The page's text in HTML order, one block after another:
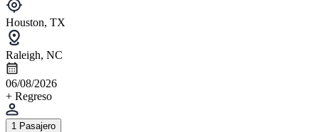
Houston, TX
Raleigh, NC
06/08/2026
+ Regreso
1 Pasajero